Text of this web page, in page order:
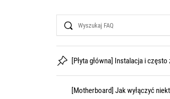
Search
[Płyta główna] Instalacja i
[Motherboard] Jak wyłączyć